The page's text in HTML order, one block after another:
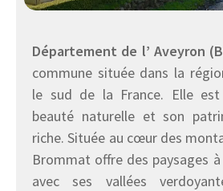
Département de l’ Aveyron
commune située dans la
le sud de la France. Elle
beauté naturelle et son
riche. Située au cœur des
Brommat offre des paysages
avec ses vallées